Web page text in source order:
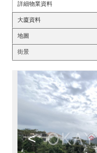
詳細物業資料
大廈資料
地圖
街景
<